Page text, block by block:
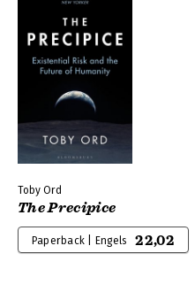
Toby Ord
The Precipice
Paperback | Engels 22,02